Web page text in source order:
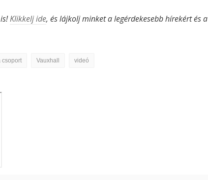
Klikkelj ide, és lájkolj minket a legérdekesebb hírekért és a
csoport Vauxhall videó